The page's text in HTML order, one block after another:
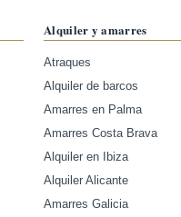
Alquiler y amarres
Atraques
Alquiler de barcos
Amarres en Palma
Amarres Costa Brava
Alquiler en Ibiza
Alquiler Alicante
Amarres Galicia